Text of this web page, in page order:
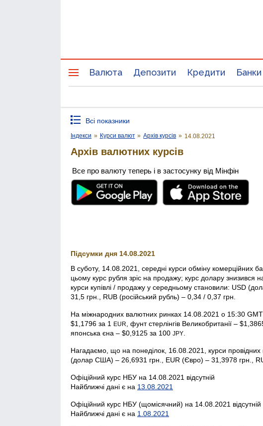
Валюта Депозити Кредити Банки
Всі показники
Індекси » Курси валют » Архів курсів » 14.08.2021
Архів валютних курсів
Все про валюту теперь і в застосунку від Мінфін
Підсумки дня 14.08.2021
В суботу, 14.08.2021, середні курси обміну комерційних
цьому курс рубля зріс на продажу; курс долару знизився
курси купівлі / продажу у середньому становили: USD
31,5 грн., RUB (російський рубль) – 0,34 / 0,37 грн.
На міжнародних валютних ринках 14.08.2021 о 15:30
$1,1796 за 1 EUR , фунт стерлінгів Велико­британії –
японська єна – $0,9125 за 100 JPY
Нагадаємо, що на понеділок, 16.08.2021, курси
(долар США) – 26,6931 грн., EUR (Євро) – 31,3978 грн.,
Офіційний курс НБУ на 14.08.2021 відсутній
Найближчі дані є на 13.08.2021
Офіційний курс НБУ (щомісячний) на 14.08.2021 відсутній
Найближчі дані є на 1.08.2021